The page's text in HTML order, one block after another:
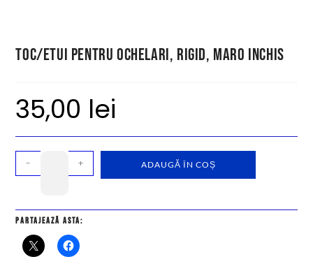
Toc/etui pentru ochelari, rigid, maro inchis
35,00 lei
- + ADAUGĂ ÎN COȘ
Partajează asta: